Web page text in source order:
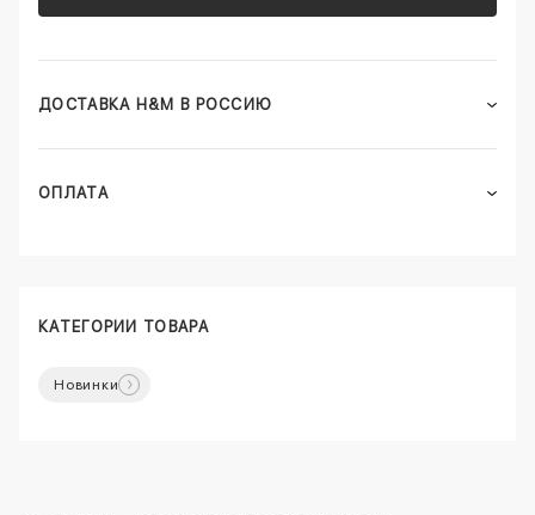
ДОСТАВКА H&M В РОССИЮ
ОПЛАТА
КАТЕГОРИИ ТОВАРА
Новинки